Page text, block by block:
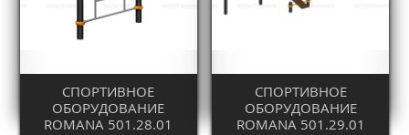
СПОРТИВНОЕ
ОБОРУДОВАНИЕ
ROMANA 501.28.01
СПОРТИВНОЕ
ОБОРУДОВАНИЕ
ROMANA 501.29.01